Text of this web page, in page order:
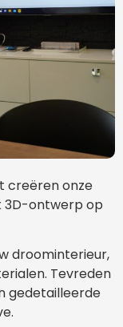
creëren onze
3D-ontwerp op
droominterieur,
Tevreden
gedetailleerde